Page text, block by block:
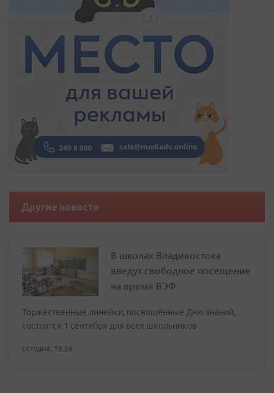
Другие новости
В школах Владивостока
введут свободное посещение
на время ВЭФ
Торжественные линейки, посвящённые Дню знаний,
состоятся 1 сентября для всех школьников
сегодня, 18:26